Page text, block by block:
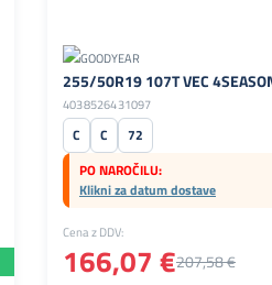
255/50R19 107T VEC
4038526431097
C C
72
PO NAROČILU:
Klikni za datum dostave
Cena z DDV:
166,07 €207,58 €